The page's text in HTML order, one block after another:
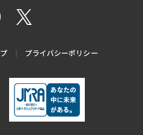
プライバシーポリシー